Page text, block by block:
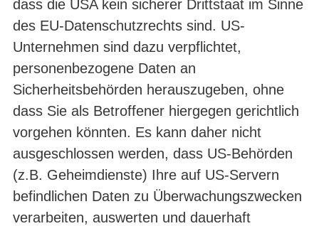
dass die USA kein sicherer Drittstaat im Sinne
des EU-Datenschutzrechts sind. US-
Unternehmen sind dazu verpflichtet,
personenbezogene Daten an
Sicherheitsbehörden herauszugeben, ohne
dass Sie als Betroffener hiergegen gerichtlich
vorgehen könnten. Es kann daher nicht
ausgeschlossen werden, dass US-Behörden
(z.B. Geheimdienste) Ihre auf US-Servern
befindlichen Daten zu Überwachungszwecken
verarbeiten, auswerten und dauerhaft